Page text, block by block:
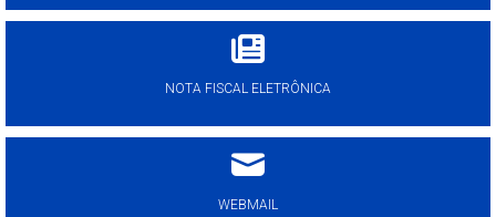
NOTA FISCAL ELETRÔNICA
WEBMAIL